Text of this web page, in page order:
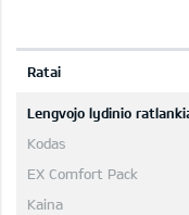
Ratai
Lengvojo lydinio